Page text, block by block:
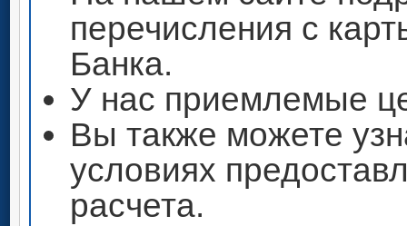
перечисления с
Банка.
У нас приемлемые
Вы также можете
условиях
расчета.